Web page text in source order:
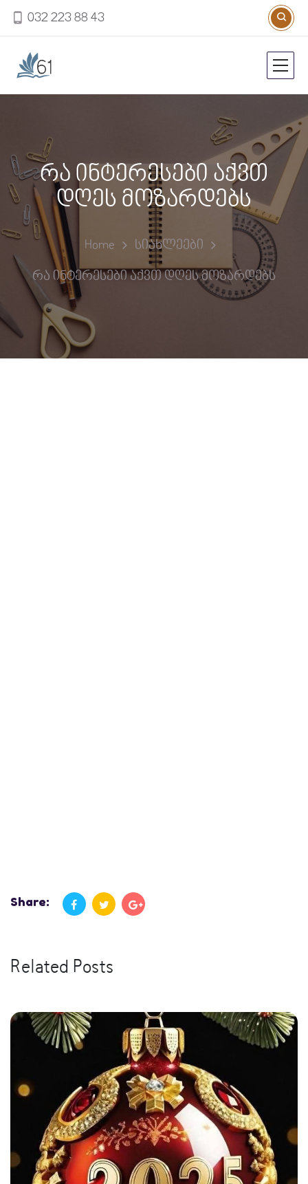
032 223 88 43
რა ინტერესები აქვთ
დღეს მოზარდებს
Home სიახლეები
რა ინტერესები აქვთ დღეს მოზარდებს
Share:
Related Posts